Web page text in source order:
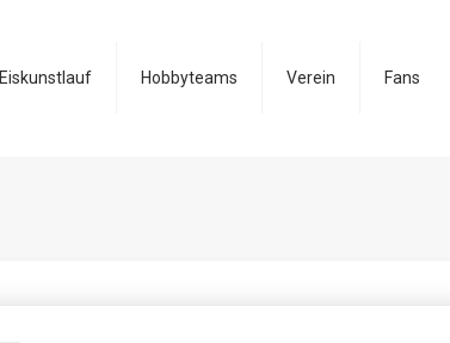
Eiskunstlauf Hobbyteams Verein Fans